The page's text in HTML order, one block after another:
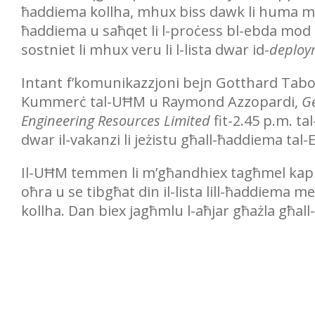
ħaddiema kollha, mhux biss dawk li huma
ħaddiema u saħqet li l-proċess bl-ebda
sostniet li mhux veru li l-lista dwar id-
Intant f’komunikazzjoni bejn Gotthard
Kummerċ tal-UĦM u Raymond Azzopardi,
Engineering Resources Limitedfit-2.45 p.m.
dwar il-vakanzi li jeżistu għall-ħaddiema tal-
Il-UĦM temmen li m’għandhiex tagħmel
oħra u se tibgħat din il-lista lill-ħaddiema
kollha. Dan biex jagħmlu l-aħjar għażla